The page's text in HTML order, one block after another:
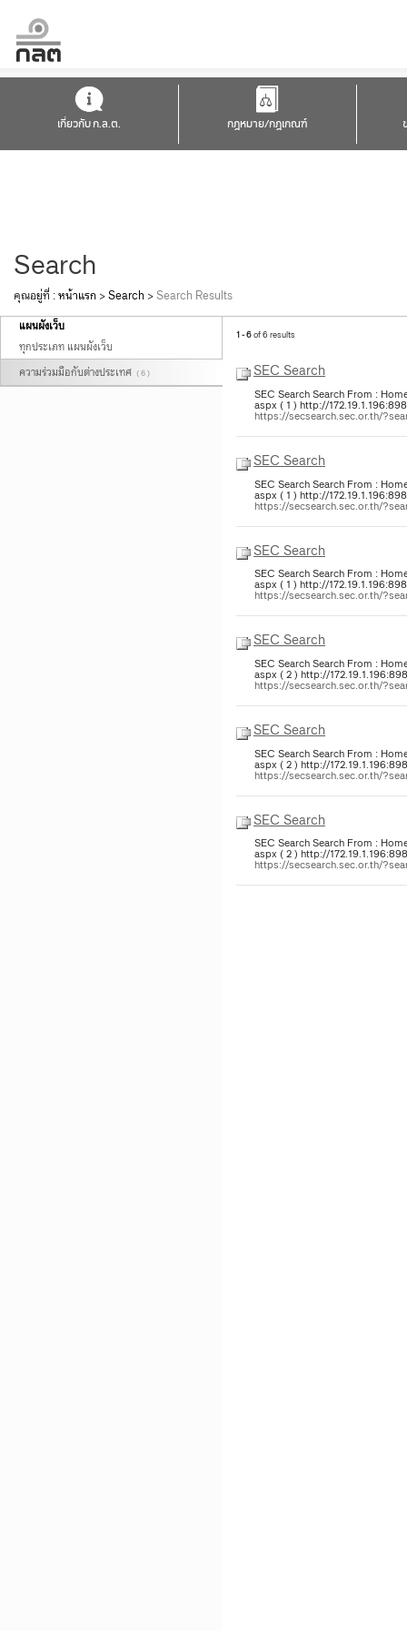
เกี่ยวกับ ก.ล.ต. กฎหมาย/กฎเกณฑ์
Search
คุณอยู่ที่ :หน้าแรก >Search >Search Results
แผนผังเว็บ
ทุกประเภท แผนผังเว็บ
ความร่วมมือกับต่างประเทศ ( 6 )
1 - 6of 6 results
SEC Search
SEC Search Search From :
aspx ( 1 ) http://
https://secsearch.sec.or.th/
SEC Search
SEC Search Search From :
aspx ( 1 ) http://
https://secsearch.sec.or.th/
SEC Search
SEC Search Search From :
aspx ( 1 ) http://
https://secsearch.sec.or.th/
SEC Search
SEC Search Search From :
aspx ( 2 ) http://
https://secsearch.sec.or.th/
SEC Search
SEC Search Search From :
aspx ( 2 ) http://
https://secsearch.sec.or.th/
SEC Search
SEC Search Search From :
aspx ( 2 ) http://
https://secsearch.sec.or.th/